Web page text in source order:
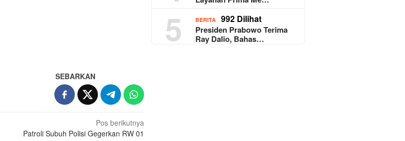
SEBARKAN
Pos berikutnya
Patroli Subuh Polisi Gegerkan RW 01
5 BERITA 992 Dilihat
Presiden Prabowo Terima
Ray Dalio, Bahas…